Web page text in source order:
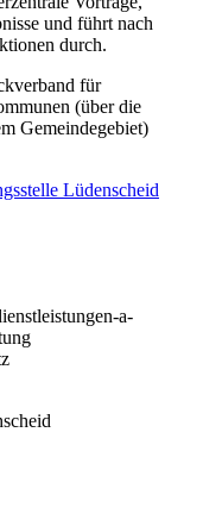
und führt nach
durch.
für
(über die
Gemeindegebiet)
Lüdenscheid
a-